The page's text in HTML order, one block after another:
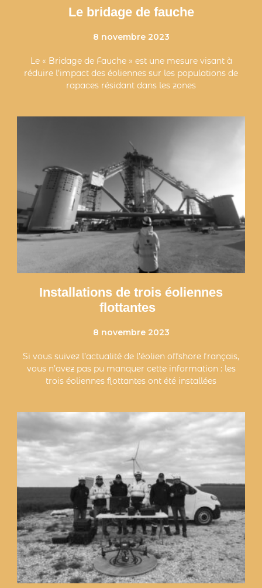
Le bridage de fauche
8 novembre 2023
Le « Bridage de Fauche » est une mesure visant à
réduire l’impact des éoliennes sur les populations de
rapaces résidant dans les zones
Installations de trois éoliennes
flottantes
8 novembre 2023
Si vous suivez l’actualité de l’éolien offshore français,
vous n’avez pas pu manquer cette information : les
trois éoliennes flottantes ont été installées